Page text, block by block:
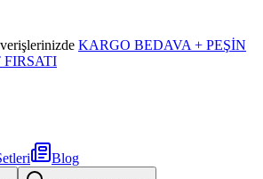
KARGO BEDAVA + PEŞİN
Blog